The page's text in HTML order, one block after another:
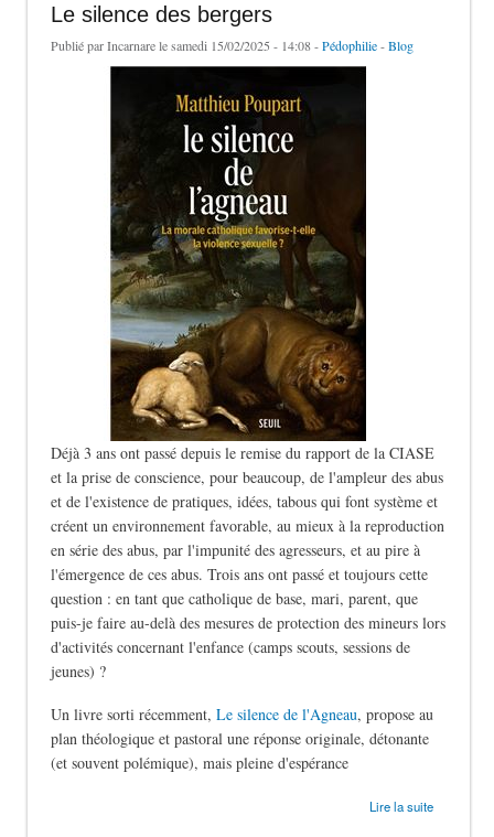
Le silence des bergers
Publié parIncarnarele samedi 15/02/2025 - 14:08 -Pédophilie-Blog
Déjà 3 ans ont passé depuis le remise du rapport de la CIASE
et la prise de conscience, pour beaucoup, de l'ampleur des abus
et de l'existence de pratiques, idées, tabous qui font système et
créent un environnement favorable, au mieux à la reproduction
en série des abus, par l'impunité des agresseurs, et au pire à
l'émergence de ces abus. Trois ans ont passé et toujours cette
question : en tant que catholique de base, mari, parent, que
puis-je faire au-delà des mesures de protection des mineurs lors
d'activités concernant l'enfance (camps scouts, sessions de
jeunes) ?
Un livre sorti récemment, Le silence de l'Agneau, propose au
plan théologique et pastoral une réponse originale, détonante
(et souvent polémique), mais pleine d'espérance
Lire la suite